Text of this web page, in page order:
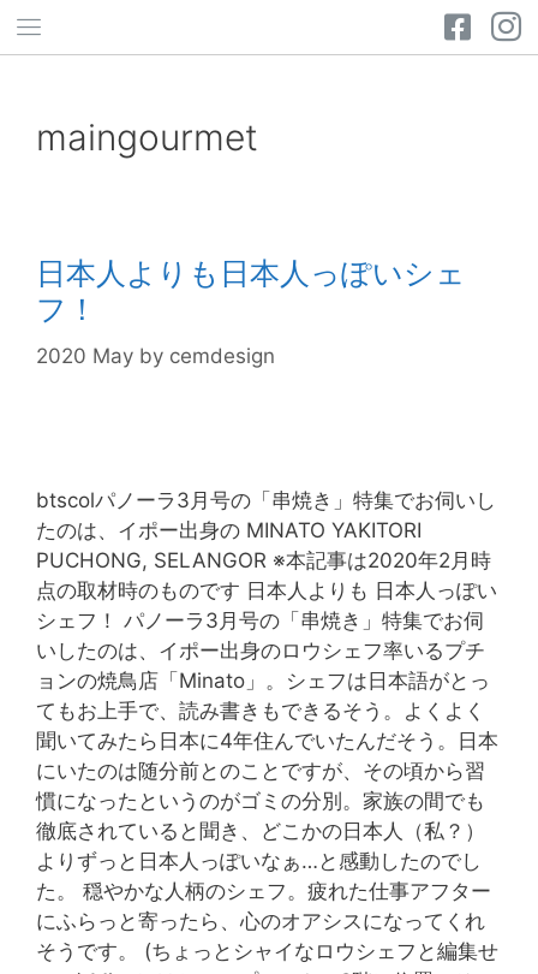
maingourmet
日本人よりも日本人っぽいシェ
フ！
2020 May by cemdesign
btscolパノーラ3月号の「串焼き」特集でお伺いし
たのは、イポー出身の MINATO YAKITORI
PUCHONG, SELANGOR ※本記事は2020年2月時
点の取材時のものです 日本人よりも 日本人っぽい
シェフ！ パノーラ3月号の「串焼き」特集でお伺
いしたのは、イポー出身のロウシェフ率いるプチ
ョンの焼鳥店「Minato」。シェフは日本語がとっ
てもお上手で、読み書きもできるそう。よくよく
聞いてみたら日本に4年住んでいたんだそう。日本
にいたのは随分前とのことですが、その頃から習
慣になったというのがゴミの分別。家族の間でも
徹底されていると聞き、どこかの日本人（私？）
よりずっと日本人っぽいなぁ…と感動したのでし
た。 穏やかな人柄のシェフ。疲れた仕事アフター
にふらっと寄ったら、心のオアシスになってくれ
そうです。 (ちょっとシャイなロウシェフと編集せ